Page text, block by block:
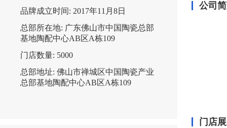
品牌成立时间: 2017年11月8日
总部所在地: 广东佛山市中国陶瓷总部
基地陶配中心AB区A栋109
门店数量: 5000
总部地址: 佛山市禅城区中国陶瓷产业
总部基地陶配中心AB区A栋109
公司
门店